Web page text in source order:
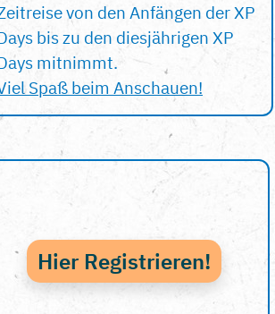
von den Anfängen der XP
bis zu den diesjährigen XP
mitnimmt.
Spaß beim Anschauen!
Hier Registrieren!